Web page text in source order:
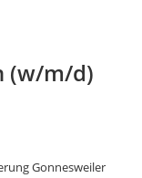
(w/m/d)
Gonnesweiler